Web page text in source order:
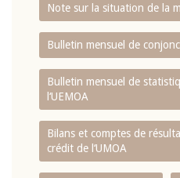
Note sur la situation de la
Bulletin mensuel de
Bulletin mensuel de
l‘UEMOA
Bilans et comptes de
crédit de l‘UMOA